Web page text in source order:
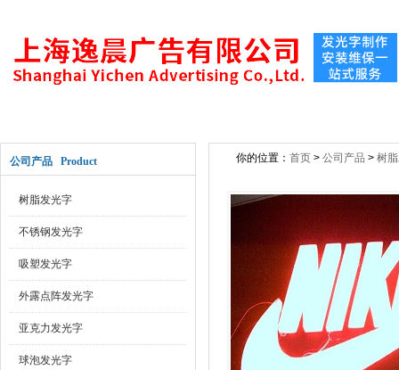
公司产品 Product
树脂发光字
不锈钢发光字
吸塑发光字
外露点阵发光字
亚克力发光字
球泡发光字
你的位置： 首页 > 公司产品 > 树